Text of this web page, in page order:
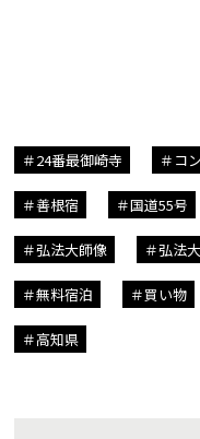
24番最御崎寺 コ
善根宿 国道55号
弘法大師像 弘法
無料宿泊 買い物
高知県